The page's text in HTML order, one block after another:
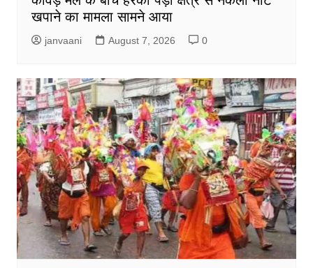
खपाने का मामला सामने आया
janvaani August 7, 2026 0